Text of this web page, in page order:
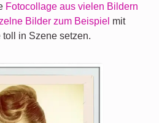
Fotocollage aus vielen Bildern
Bilder zum Beispiel mit
in Szene setzen.